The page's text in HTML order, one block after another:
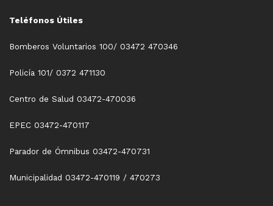
Teléfonos Útiles
Bomberos Voluntarios 100/ 03472 470346
Policía 101/ 0372 471130
Centro de Salud 03472-470036
EPEC 03472-470117
Parador de Ómnibus 03472-470731
Municipalidad 03472-470119 / 470273